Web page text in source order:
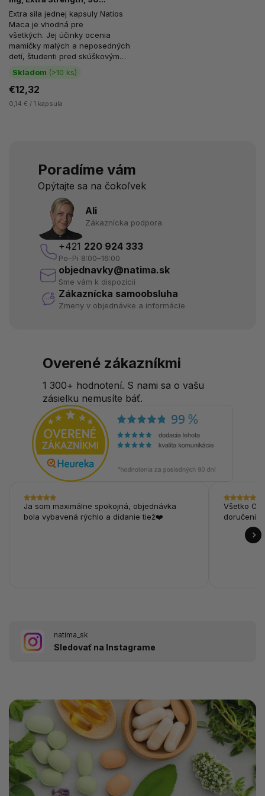
vegánskych kapsúl
Skladom (>10 ks)
€12,32
0,14 € / 1 kapsula
Extra sila jednej kapsuly Natios
Maca je vhodná pre
všetkých. Jej účinky ocenia
mamičky malých a neposedných
detí, študenti pred skúškovým
obdobím, ale aj
vysokopostavení...
Poradíme vám
Opýtajte sa na čokoľvek
Ali
Zákaznícka podpora
+421 220 924 333
Po–Pi 8:00–16:00
objednavky@natima.sk
Sme vám k dispozícii
Zákaznícka samoobsluha
Zmeny v objednávke a informácie
Overené zákazníkmi
1 300+ hodnotení. S nami sa o vašu
zásielku nemusíte báť.
Ja som maximálne spokojná, objednávka
bola vybavená rýchlo a didanie tiež❤️
Všetko
natima_sk
Sledovať na Instagrame